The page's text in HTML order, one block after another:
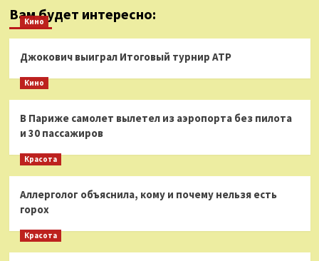
Вам будет интересно:
Кино
Джокович выиграл Итоговый турнир ATP
Кино
В Париже самолет вылетел из аэропорта без пилота
и 30 пассажиров
Красота
Аллерголог объяснила, кому и почему нельзя есть
горох
Красота